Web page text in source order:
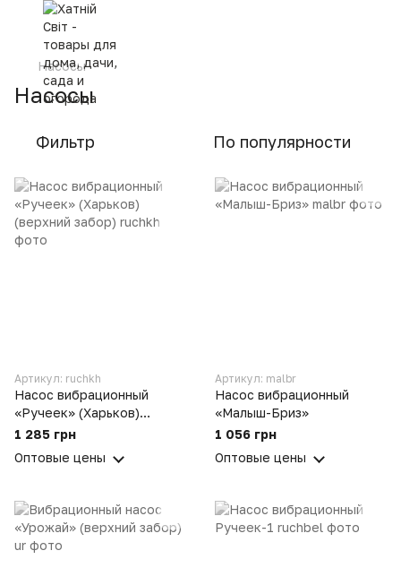
Насосы
Насосы
Фильтр По популярности
Артикул: ruchkh
Насос вибрационный
«Ручеек» (Харьков)
(верхний забор)
1 285 грн
Оптовые цены
Артикул: malbr
Насос вибрационный
«Малыш-Бриз»
1 056 грн
Оптовые цены